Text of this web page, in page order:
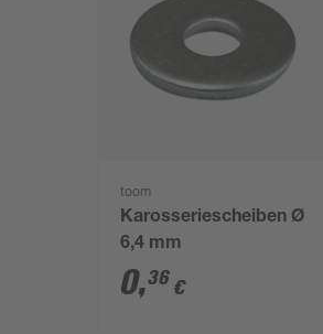
toom
Karosseriescheiben Ø
6,4 mm
0,36 €